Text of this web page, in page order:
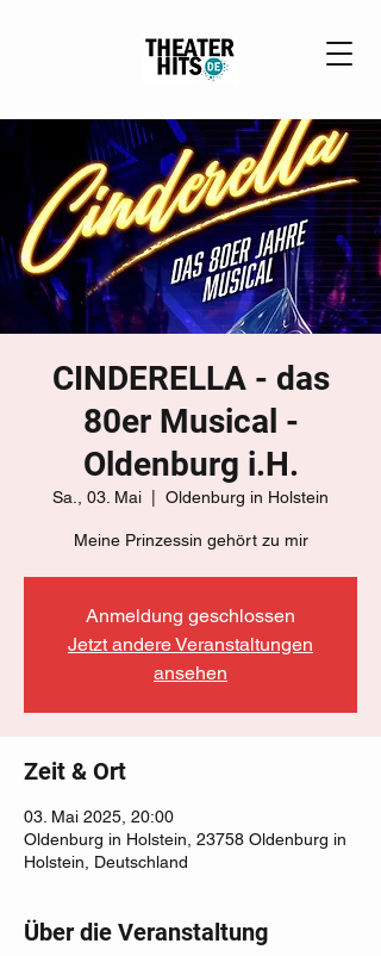
CINDERELLA - das
80er Musical -
Oldenburg i.H.
Sa., 03. Mai Oldenburg in Holstein
Meine Prinzessin gehört zu mir
Anmeldung geschlossen
Jetzt andere Veranstaltungen
ansehen
Zeit & Ort
03. Mai 2025, 20:00
Oldenburg in Holstein, 23758 Oldenburg in
Holstein, Deutschland
Über die Veranstaltung